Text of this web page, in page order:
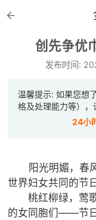

创先争优
发布时间:
温馨提示: 如果您想
格及处理能力等），
24小
三
阳光明媚，春风
世界妇女共同的节
桃红柳绿，莺歌
的女同胞们——节